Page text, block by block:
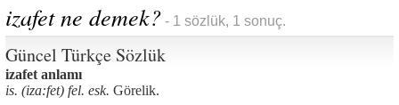
izafet ne demek? - 1 sözlük, 1 sonuç.
Güncel Türkçe Sözlük
izafet anlamı
is. (iza:fet) fel. esk. Görelik.